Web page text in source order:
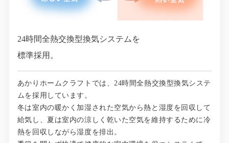
24時間全熱交換型換気システムを
標準採用。
あかりホームクラフトでは、24時間全熱交換型換気システ
ムを採用しています。
冬は室内の暖かく加湿された空気から熱と湿度を回収して
給気し、夏は室内の涼しく乾いた空気を維持するために冷
熱を回収しながら湿度を排出。